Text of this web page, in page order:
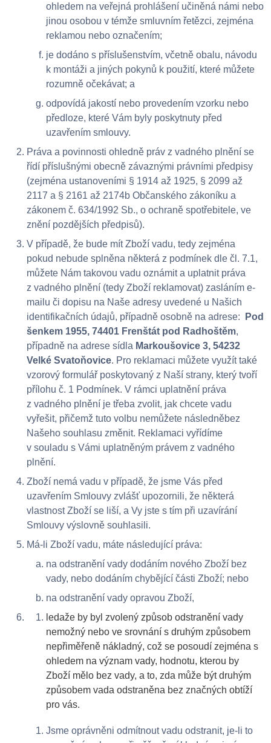
ohledem na veřejná prohlášení učiněná námi nebo
jinou osobou v témže smluvním řetězci, zejména
reklamou nebo označením;
je dodáno s příslušenstvím, včetně obalu, návodu
k montáži a jiných pokynů k použití, které můžete
rozumně očekávat; a
odpovídá jakostí nebo provedením vzorku nebo
předloze, které Vám byly poskytnuty před
uzavřením smlouvy.
Práva a povinnosti ohledně práv z vadného plnění se
řídí příslušnými obecně závaznými právními předpisy
(zejména ustanoveními § 1914 až 1925, § 2099 až
2117 a § 2161 až 2174b Občanského zákoníku a
zákonem č. 634/1992 Sb., o ochraně spotřebitele, ve
znění pozdějších předpisů).
V případě, že bude mít Zboží vadu, tedy zejména
pokud nebude splněna některá z podmínek dle čl. 7.1,
můžete Nám takovou vadu oznámit a uplatnit práva
z vadného plnění (tedy Zboží reklamovat) zasláním e-
mailu či dopisu na Naše adresy uvedené u Našich
identifikačních údajů, případně osobně na adrese:
Pod
šenkem 1955, 74401 Frenštát pod Radhoštěm,
případně na adrese sídla Markoušovice 3, 54232
Velké Svatoňovice. Pro reklamaci můžete využít také
vzorový formulář poskytovaný z Naší strany, který tvoří
přílohu č. 1 Podmínek. V rámci uplatnění práva
z vadného plnění je třeba zvolit, jak chcete vadu
vyřešit, přičemž tuto volbu nemůžete následněbez
Našeho souhlasu změnit. Reklamaci vyřídíme
v souladu s Vámi uplatněným právem z vadného
plnění.
Zboží nemá vadu v případě, že jsme Vás před
uzavřením Smlouvy zvlášť upozornili, že některá
vlastnost Zboží se liší, a Vy jste s tím při uzavírání
Smlouvy výslovně souhlasili.
Má-li Zboží vadu, máte následující práva:
na odstranění vady dodáním nového Zboží bez
vady, nebo dodáním chybějící části Zboží; nebo
na odstranění vady opravou Zboží,
ledaže by byl zvolený způsob odstranění vady
nemožný nebo ve srovnání s druhým způsobem
nepřiměřeně nákladný, což se posoudí zejména s
ohledem na význam vady, hodnotu, kterou by
Zboží mělo bez vady, a to, zda může být druhým
způsobem vada odstraněna bez značných obtíží
pro vás.
Jsme oprávněni odmítnout vadu odstranit, je-li to